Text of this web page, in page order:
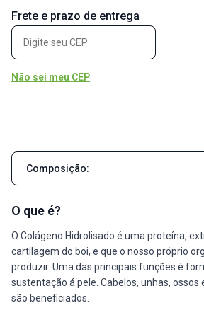
Frete e prazo de entrega
Não sei meu CEP
Navegar pelas seções da descrição
O que é?
O Colágeno Hidrolisado é uma proteína,
cartilagem do boi, e que o nosso próprio
produzir. Uma das principais funções é
sustentação á pele. Cabelos, unhas,
são beneficiados.